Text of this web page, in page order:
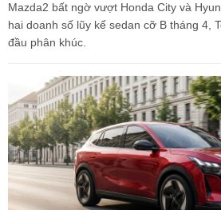
Mazda2 bất ngờ vượt Honda City và
hai doanh số lũy kế sedan cỡ B tháng 4,
đầu phân khúc.